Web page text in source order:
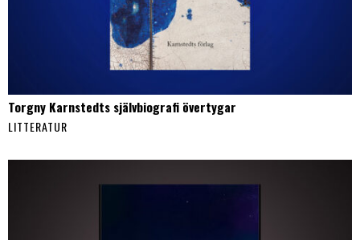
Torgny Karnstedts självbiografi övertygar
LITTERATUR